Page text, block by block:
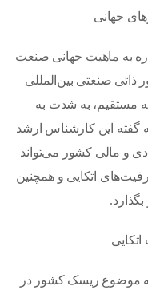
جهانی
به ماهیت جهانی صنعت
ذاتی صنعتی بین‌المللی
مستقیم، به شدت به
گفته این کارشناس ارشد
و مالی کشور می‌تواند
اتکایی و همچنین
موضوع ریسک کشور در